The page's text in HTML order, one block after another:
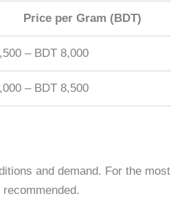
Price per Gram (BDT)
– BDT 8,000
– BDT 8,500
and demand. For the most